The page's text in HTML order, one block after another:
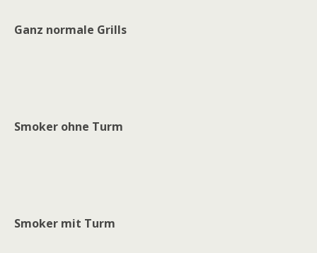
Ganz normale Grills
Smoker ohne Turm
Smoker mit Turm